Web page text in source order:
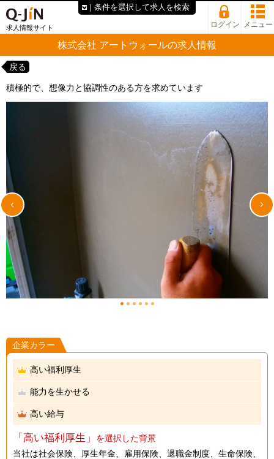
求人情報サイト ログイン メニュー
株式会社 アートウォールの求人情報
戻る
積極的で、想像力と協調性のある方を求めています
123456
企業カラー
高い福利厚生
能力を生かせる
高い給与
「高い福利厚生」
を選択した背景
当社は社会保険、厚生年金、雇用保険、退職金制度、生命保険、
条件を選択して求人を検索